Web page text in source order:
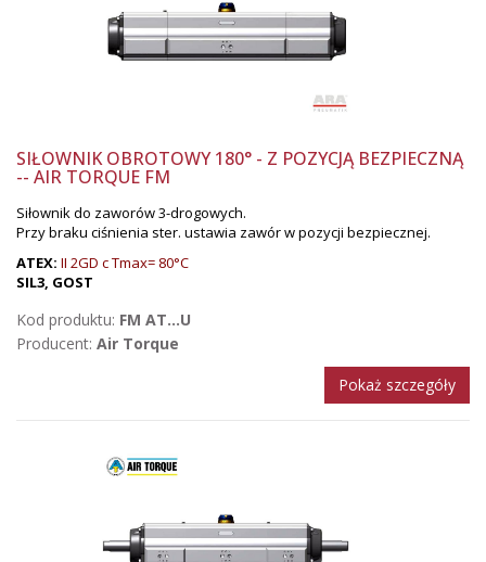
SIŁOWNIK OBROTOWY 180° - Z POZYCJĄ BEZPIECZNĄ
-- AIR TORQUE FM
Siłownik do zaworów 3-drogowych.
Przy braku ciśnienia ster. ustawia zawór w pozycji bezpiecznej.
ATEX: II 2GD c Tmax= 80°C
SIL3, GOST
Kod produktu: FM AT...U
Producent: Air Torque
Pokaż szczegóły